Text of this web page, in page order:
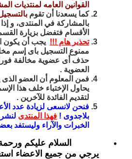
القوانين العامه لمنتديات
كما يسعدنا أن تقوم
بالمشاركة في المنتدى، و
الأقسام فتفضل بزيارة
تحذير هام !!! يجب أن يكون
ممنوع التسجيل باى إسم
حذف أى عضوية مخالفة
العضوية .
فمن المعلوم أن العضو
يحاول الإختباء خلف هذا
لتقديم الفائدة للآخرين .
فنحن لانسعى لزيادة عدد
بلاجدوى ! فهذا المنتدى
الخبرات والآراء وليستفد
السلام عليكم
يرجي من جميع الاعضاء